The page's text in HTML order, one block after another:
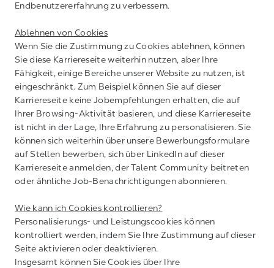
Endbenutzererfahrung zu verbessern.
Ablehnen von Cookies
Wenn Sie die Zustimmung zu Cookies ablehnen, können
Sie diese Karriereseite weiterhin nutzen, aber Ihre
Fähigkeit, einige Bereiche unserer Website zu nutzen, ist
eingeschränkt. Zum Beispiel können Sie auf dieser
Karriereseite keine Jobempfehlungen erhalten, die auf
Ihrer Browsing-Aktivität basieren, und diese Karriereseite
ist nicht in der Lage, Ihre Erfahrung zu personalisieren. Sie
können sich weiterhin über unsere Bewerbungsformulare
auf Stellen bewerben, sich über LinkedIn auf dieser
Karriereseite anmelden, der Talent Community beitreten
oder ähnliche Job-Benachrichtigungen abonnieren.
Wie kann ich Cookies kontrollieren?
Personalisierungs- und Leistungscookies können
kontrolliert werden, indem Sie Ihre Zustimmung auf dieser
Seite aktivieren oder deaktivieren.
Insgesamt können Sie Cookies über Ihre